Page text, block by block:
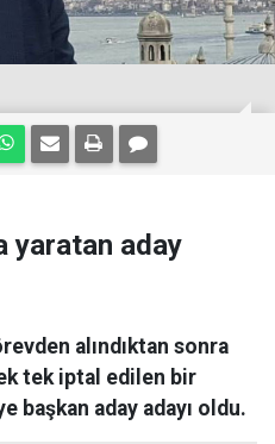
yaratan aday
alındıktan sonra
tek iptal edilen bir
başkan aday adayı oldu.